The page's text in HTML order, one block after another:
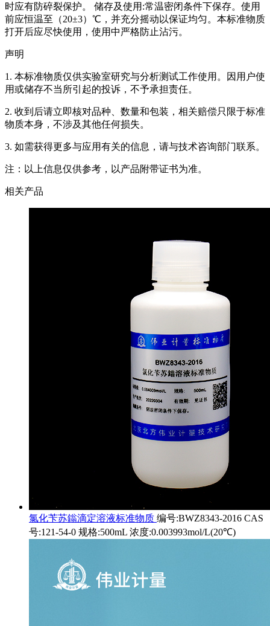
时应有防碎裂保护。 储存及使用:常温密闭条件下保存。使用
前应恒温至（20±3）℃，并充分摇动以保证均匀。本标准物质
打开后应尽快使用，使用中严格防止沾污。
声明
1. 本标准物质仅供实验室研究与分析测试工作使用。因用户使
用或储存不当所引起的投诉，不予承担责任。
2. 收到后请立即核对品种、数量和包装，相关赔偿只限于标准
物质本身，不涉及其他任何损失。
3. 如需获得更多与应用有关的信息，请与技术咨询部门联系。
注：以上信息仅供参考，以产品附带证书为准。
相关产品
氯化苄苏鎓滴定溶液标准物质 编号:BWZ8343-2016 CAS
号:121-54-0 规格:500mL 浓度:0.003993mol/L(20℃)